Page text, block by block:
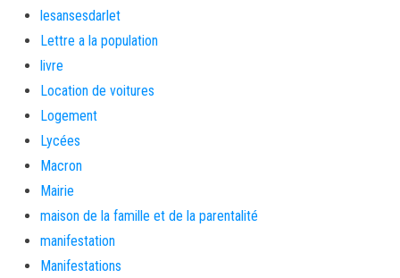
lesansesdarlet
Lettre a la population
livre
Location de voitures
Logement
Lycées
Macron
Mairie
maison de la famille et de la parentalité
manifestation
Manifestations